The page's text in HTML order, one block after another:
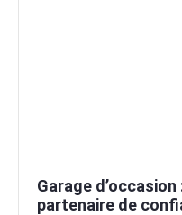
Garage
partenaire de